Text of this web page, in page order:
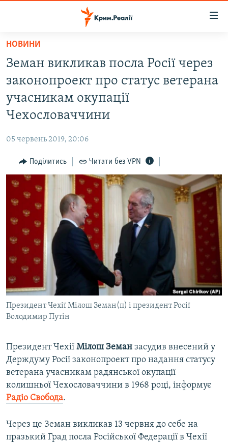
Перейти
основного
матеріалу
до
основної
Перейти
пошуку
ВІДЕО ТА ФОТО
ПОЛІТИКА
ПОГЛЯД
ІНТЕРВ'Ю
ВСЕ ЗА ДЕНЬ
СПЕЦПРОЕКТИ
ДЕПОРТАЦІЯ
ВІДЕОУРОКИ «ELIFBE»
СВІДЧЕННЯ ОКУПАЦІЇ
УКРАЇНСЬКА ПРОБЛЕМА КРИМУ
ІНФОГРАФІКА
ЯК ОБІЙТИ БЛОКУВАННЯ
Русский
Qırımtatar
ДОЛУЧАЙСЯ!
НОВИНИ
Земан викликав посла Росії через
законопроект про статус ветерана
учасникам окупації
Чехословаччини
05 червень 2019, 20:06
Поділитись Читати без VPN
Президент Чехії Мілош Земан(п) і президент Росії
Володимир Путін
Президент Чехії Мілош Земан засудив внесений у
Держдуму Росії законопроект про надання статусу
ветерана учасникам радянської окупації
колишньої Чехословаччини в 1968 році, інформує
Радіо Свобода.
Через це Земан викликав 13 червня до себе на
празький Град посла Російської Федерації в Чехії